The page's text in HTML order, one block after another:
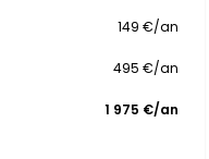
149 €/an
495 €/an
1 975 €/an